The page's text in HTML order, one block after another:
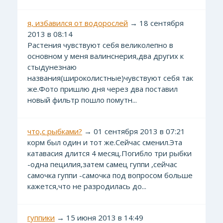
я, избавился от водорослей → 18 сентября
2013 в 08:14
Растения чувствуют себя великолепно в
основном у меня валинснерия,два других к
стыдунезнаю
названия(широколистные)чувствуют себя так
же.Фото пришлю дня через два поставил
новый фильтр пошло помутн...
что,с рыбками? → 01 сентября 2013 в 07:21
корм был один и тот же.Сейчас сменил.Эта
катавасия длится 4 месяц.Погибло три рыбки
-одна пецилия,затем самец гуппи ,сейчас
самочка гуппи -самочка под вопросом больше
кажется,что не разродилась до...
гуппики → 15 июня 2013 в 14:49